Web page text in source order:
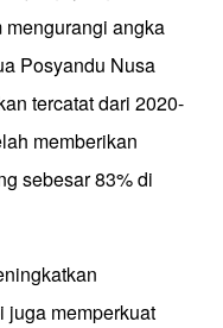
angka
Posyandu Nusa
tercatat dari 2020-
memberikan
sebesar 83% di
juga memperkuat